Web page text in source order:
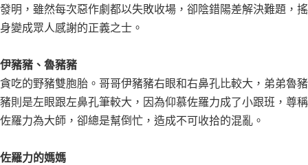
發明，雖然每次惡作劇都以失敗收場，卻陰錯陽差解決難題，搖
身變成眾人感謝的正義之士。
伊豬豬、魯豬豬
貪吃的野豬雙胞胎。哥哥伊豬豬右眼和右鼻孔比較大，弟弟魯豬
豬則是左眼跟左鼻孔筆較大，因為仰慕佐羅力成了小跟班，尊稱
佐羅力為大師，卻總是幫倒忙，造成不可收拾的混亂。
佐羅力的媽媽